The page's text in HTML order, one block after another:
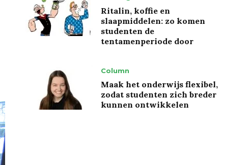
Ritalin, koffie en
slaapmiddelen: zo komen
studenten de
tentamenperiode door
Column
Maak het onderwijs flexibel,
zodat studenten zich breder
kunnen ontwikkelen